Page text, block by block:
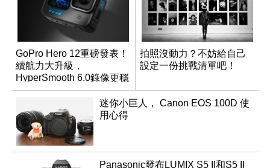
GoPro Hero 12重磅發表！
續航力大升級，
HyperSmooth 6.0錄像更穩
定
拍照沒動力？不妨給自己
設定一份挑戰清單吧！
迷你小巨人， Canon EOS 100D 使
用心得
Panasonic發布LUMIX S5 II和S5 II